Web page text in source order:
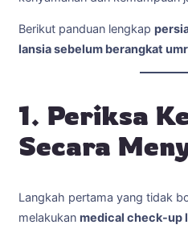
Berikut panduan lengkap
lansia sebelum berangkat
1. Periksa
Secara
Langkah pertama yang tidak
melakukan medical check-up